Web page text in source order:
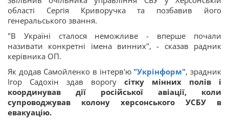
області Сергія Криворучка та позбавив його
генеральського звання.
"В Україні сталося неможливе - вперше почали
називати конкретні імена винних", - сказав радник
керівника ОП.
Як додав Самойленко в інтерв'ю "Укрінформ", зрадник
Ігор Садохін здав ворогу сітку мінних полів і
координував дії російської авіації, коли
супроводжував колону херсонського УСБУ в
евакуацію.